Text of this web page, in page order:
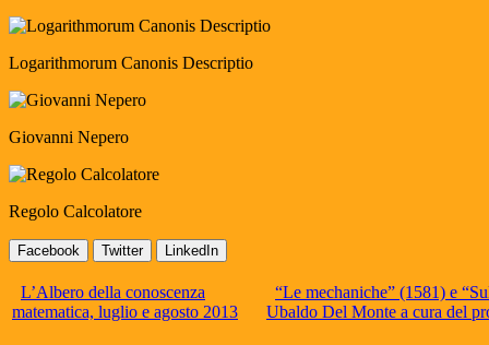
Logarithmorum Canonis Descriptio
Giovanni Nepero
Regolo Calcolatore
Facebook Twitter LinkedIn
L’Albero della conoscenza
matematica, luglio e agosto 2013
“Le mechaniche” (1581) e
Ubaldo Del Monte a cura del